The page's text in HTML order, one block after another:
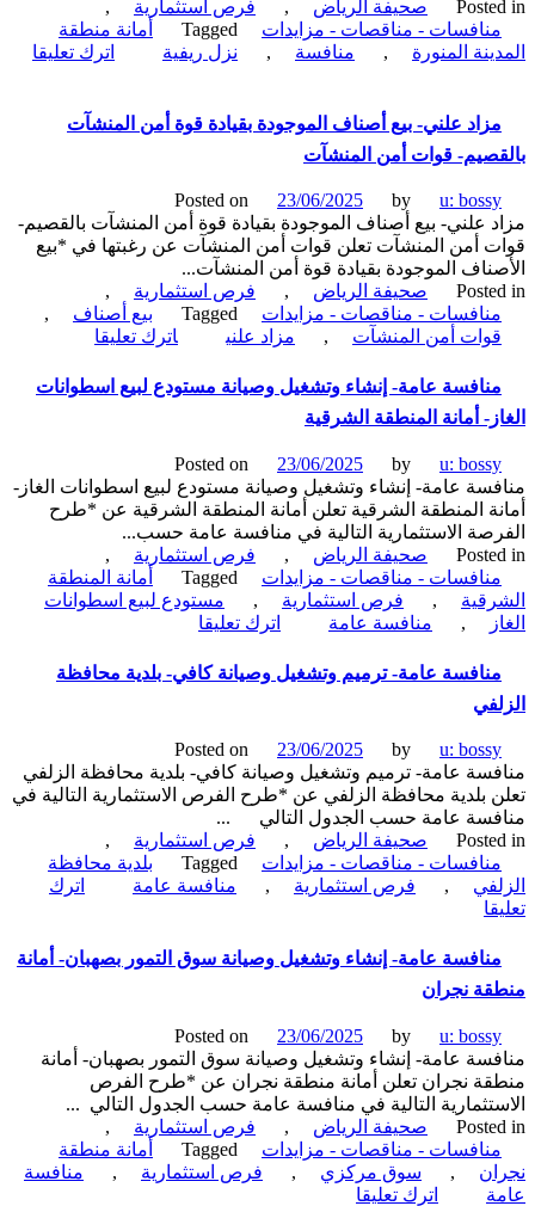
فيصل
التخصصي
ومركز
صحيفة الرياض , فرص استثمارية
,
- مناقصات - مزايدات
Tagged
أمانة منطقة
المنورة
, منافسة , نزل ريفية اترك تعليقا
علني- بيع أصناف الموجودة بقيادة قوة أمن المنشآت
قوات أمن المنشآت
Posted on 23/06/2025 by
u:
علني- بيع أصناف الموجودة بقيادة قوة أمن المنشآت بالقصيم-
أمن المنشآت تعلن قوات أمن المنشآت عن رغبتها في *بيع
الموجودة بقيادة قوة أمن المنشآت...
صحيفة الرياض , فرص استثمارية
,
- مناقصات - مزايدات
Tagged بيع أصناف
,
أمن المنشآت
, مزاد علني اترك تعليقاon
علني-
بيع
قوة
أمن
المنشآت
بالقصيم-
قوات
أمن
عامة- إنشاء وتشغيل وصيانة مستودع لبيع اسطوانات
أمانة المنطقة الشرقية
Posted on 23/06/2025 by
u:
عامة- إنشاء وتشغيل وصيانة مستودع لبيع اسطوانات الغاز-
المنطقة الشرقية تعلن أمانة المنطقة الشرقية عن *طرح
الاستثمارية التالية في منافسة عامة حسب...
صحيفة الرياض , فرص استثمارية
,
- مناقصات - مزايدات
Tagged
أمانة المنطقة
, فرص استثمارية ,
مستودع لبيع اسطوانات
, منافسة عامة اترك تعليقاon
عامة-
إنشاء
مستودع
لبيع
اسطوانات
الغاز-
أمانة
المنطقة
الشرقية
عامة- ترميم وتشغيل وصيانة كافي- بلدية محافظة
Posted on 23/06/2025 by
u:
عامة- ترميم وتشغيل وصيانة كافي- بلدية محافظة الزلفي
بلدية محافظة الزلفي عن *طرح الفرص الاستثمارية التالية في
عامة حسب الجدول التالي ...
صحيفة الرياض , فرص استثمارية
,
- مناقصات - مزايدات
Tagged
بلدية محافظة
, فرص استثمارية , منافسة عامة
on
عامة-
ترميم
وتشغيل
كافي-
بلدية
محافظة
الزلفي
عامة- إنشاء وتشغيل وصيانة سوق التمور بصهبان- أمانة
نجران
Posted on 23/06/2025 by
u:
عامة- إنشاء وتشغيل وصيانة سوق التمور بصهبان- أمانة
نجران تعلن أمانة منطقة نجران عن *طرح الفرص
التالية في منافسة عامة حسب الجدول التالي ...
صحيفة الرياض , فرص استثمارية
,
- مناقصات - مزايدات
Tagged
أمانة منطقة
, سوق مركزي , فرص استثمارية ,
منافسة
اترك تعليقاon